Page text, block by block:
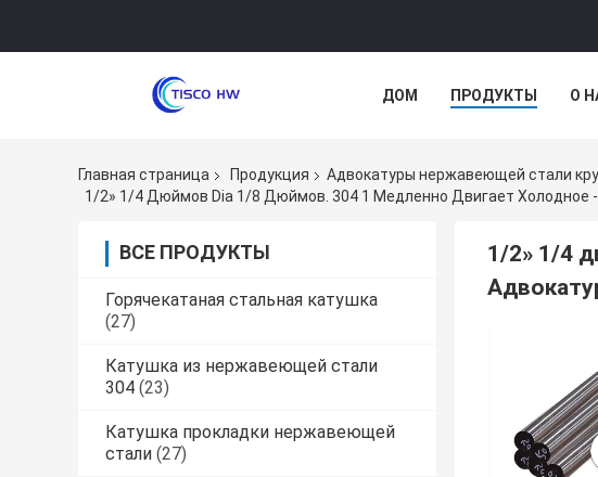
ДОМ ПРОДУКТЫ О
Главная страница Продукция
Адвокатуры нержавеющей стали
1/2» 1/4 Дюймов Dia 1/8 Дюймов. 304 1 Медленно Двигает
ВСЕ ПРОДУКТЫ
Горячекатаная стальная катушка
(27)
Катушка из нержавеющей стали
304 (23)
Катушка прокладки нержавеющей
стали (27)
1/2» 1/4